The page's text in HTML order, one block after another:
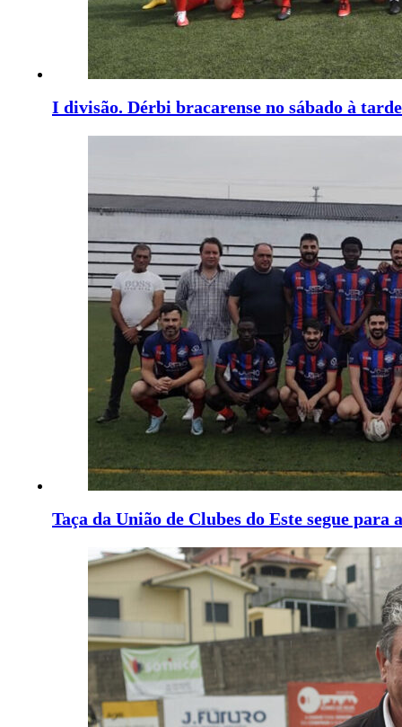
I divisão. Dérbi bracarense no sábado à tarde
Taça da União de Clubes do Este segue para